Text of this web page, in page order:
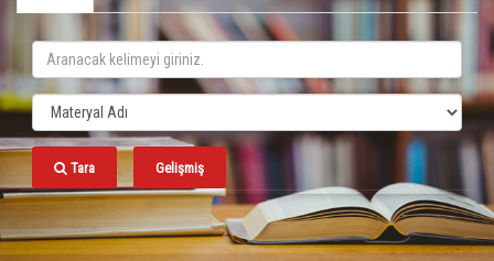
Tara Gelişmiş